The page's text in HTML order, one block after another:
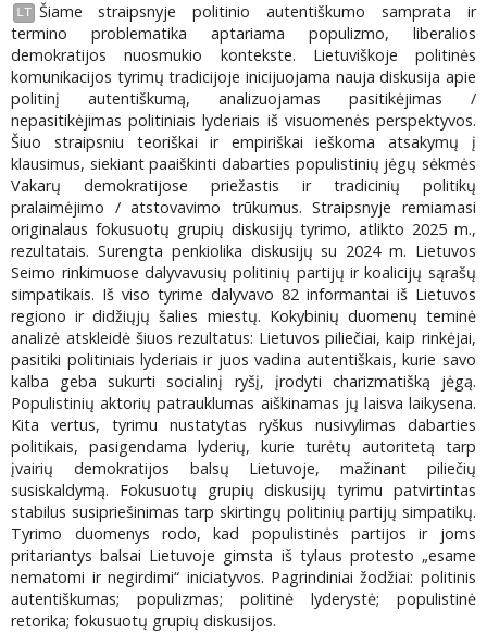
LT Šiame straipsnyje politinio autentiškumo samprata ir
termino problematika aptariama populizmo, liberalios
demokratijos nuosmukio kontekste. Lietuviškoje politinės
komunikacijos tyrimų tradicijoje inicijuojama nauja diskusija apie
politinį autentiškumą, analizuojamas pasitikėjimas /
nepasitikėjimas politiniais lyderiais iš visuomenės perspektyvos.
Šiuo straipsniu teoriškai ir empiriškai ieškoma atsakymų į
klausimus, siekiant paaiškinti dabarties populistinių jėgų sėkmės
Vakarų demokratijose priežastis ir tradicinių politikų
pralaimėjimo / atstovavimo trūkumus. Straipsnyje remiamasi
originalaus fokusuotų grupių diskusijų tyrimo, atlikto 2025 m.,
rezultatais. Surengta penkiolika diskusijų su 2024 m. Lietuvos
Seimo rinkimuose dalyvavusių politinių partijų ir koalicijų sąrašų
simpatikais. Iš viso tyrime dalyvavo 82 informantai iš Lietuvos
regiono ir didžiųjų šalies miestų. Kokybinių duomenų teminė
analizė atskleidė šiuos rezultatus: Lietuvos piliečiai, kaip rinkėjai,
pasitiki politiniais lyderiais ir juos vadina autentiškais, kurie savo
kalba geba sukurti socialinį ryšį, įrodyti charizmatišką jėgą.
Populistinių aktorių patrauklumas aiškinamas jų laisva laikysena.
Kita vertus, tyrimu nustatytas ryškus nusivylimas dabarties
politikais, pasigendama lyderių, kurie turėtų autoritetą tarp
įvairių demokratijos balsų Lietuvoje, mažinant piliečių
susiskaldymą. Fokusuotų grupių diskusijų tyrimu patvirtintas
stabilus susipriešinimas tarp skirtingų politinių partijų simpatikų.
Tyrimo duomenys rodo, kad populistinės partijos ir joms
pritariantys balsai Lietuvoje gimsta iš tylaus protesto „esame
nematomi ir negirdimi“ iniciatyvos. Pagrindiniai žodžiai: politinis
autentiškumas; populizmas; politinė lyderystė; populistinė
retorika; fokusuotų grupių diskusijos.